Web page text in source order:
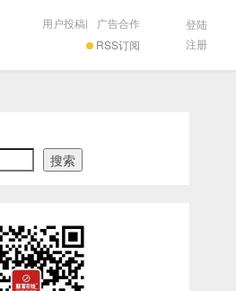
RSS订阅
用户投稿| 广告合作
登陆
注册
搜索